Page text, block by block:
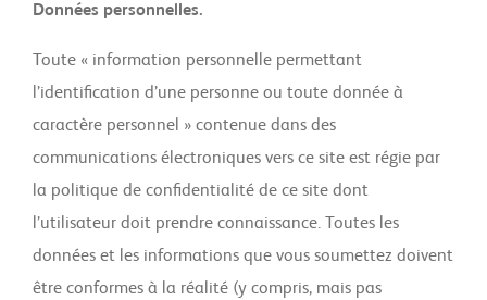
Données personnelles.
Toute « information personnelle permettant
l’identification d’une personne ou toute donnée à
caractère personnel » contenue dans des
communications électroniques vers ce site est régie par
la politique de confidentialité de ce site dont
l’utilisateur doit prendre connaissance. Toutes les
données et les informations que vous soumettez doivent
être conformes à la réalité (y compris, mais pas